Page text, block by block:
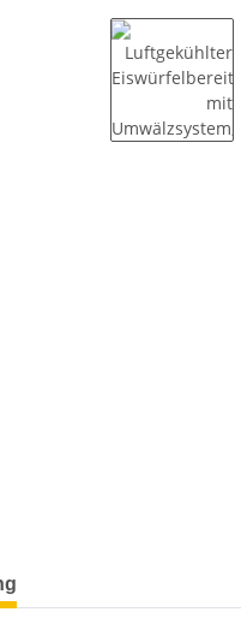
anzeigen